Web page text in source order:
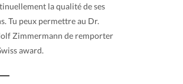
la qualité de ses
Tu peux permettre au Dr.
Zimmermann de remporter
award.